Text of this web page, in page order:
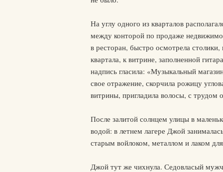
На углу одного из кварталов
между конторой по продаже
в ресторан, быстро осмотрела
квартала, к витрине, заполненной
надпись гласила: «Музыкальный
свое отражение, скорчила рожицу
витрины, пригладила волосы, с трудом
После залитой солнцем улицы в
водой: в летнем лагере Джой
старым войлоком, металлом и лаком
Джой тут же чихнула. Седовласый